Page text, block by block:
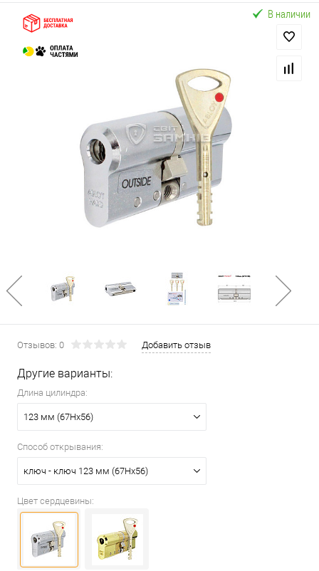
Отзывов: 0 Добавить отзыв
Другие варианты:
Длина цилиндра:
123 мм (67Hx56)
Способ открывания:
ключ - ключ 123 мм (67Hx56)
Цвет сердцевины:
В наличии